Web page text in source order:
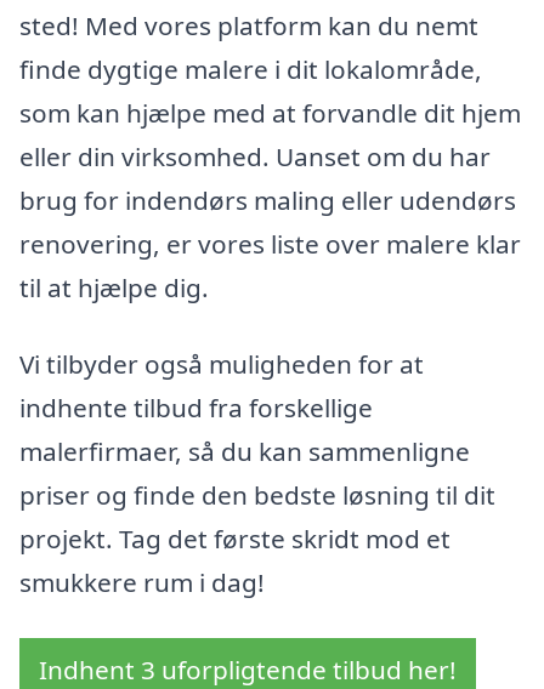
sted! Med vores platform kan du nemt
finde dygtige malere i dit lokalområde,
som kan hjælpe med at forvandle dit hjem
eller din virksomhed. Uanset om du har
brug for indendørs maling eller udendørs
renovering, er vores liste over malere klar
til at hjælpe dig.
Vi tilbyder også muligheden for at
indhente tilbud fra forskellige
malerfirmaer, så du kan sammenligne
priser og finde den bedste løsning til dit
projekt. Tag det første skridt mod et
smukkere rum i dag!
Indhent 3 uforpligtende tilbud her!